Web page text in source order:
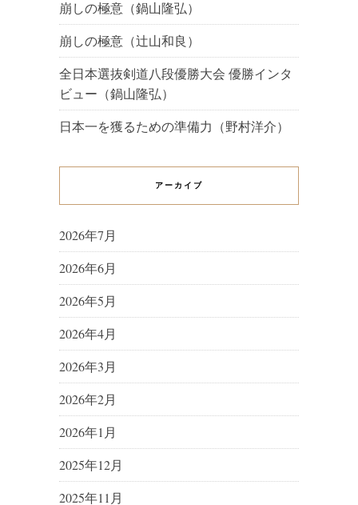
崩しの極意（鍋山隆弘）
崩しの極意（辻山和良）
全日本選抜剣道八段優勝大会 優勝インタ
ビュー（鍋山隆弘）
日本一を獲るための準備力（野村洋介）
アーカイブ
2026年7月
2026年6月
2026年5月
2026年4月
2026年3月
2026年2月
2026年1月
2025年12月
2025年11月